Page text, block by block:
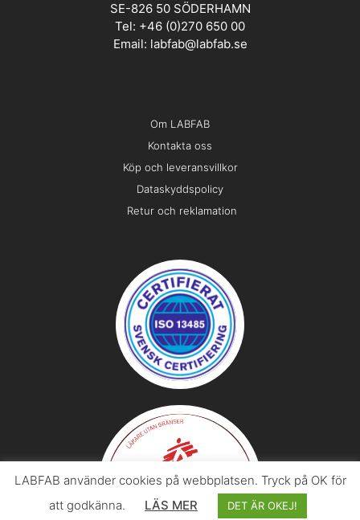
SE-826 50 SÖDERHAMN
Tel: +46 (0)270 650 00
Email: labfab@labfab.se
Om LABFAB
Kontakta oss
Köp och leveransvillkor
Dataskyddspolicy
Retur och reklamation
LABFAB använder cookies på webbplatsen. Tryck på OK för
att godkänna.
LÄS MER DET ÄR OKEJ!